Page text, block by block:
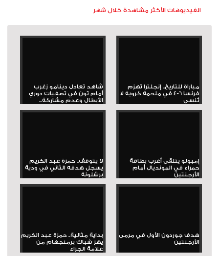
الفيديوهات الأكثر مشاهدة خلال شهر
مباراة للتاريخ.. إنجلترا تهزم
فرنسا 6-4 في ملحمة كروية لا
تُنسى
شاهد تعادل دينامو زغرب
أمام ثون في تصفيات دوري
الأبطال وعدم مشاركة...
إمبولو يتلقى أغرب بطاقة
حمراء في المونديال أمام
الأرجنتين
لا يتوقف.. حمزة عبد الكريم
يسجل هدفه الثاني في ودية
برشلونة
هدف جوردون الأول في مرمى
الأرجنتين
بداية مثالية.. حمزة عبد الكريم
يهز شباك برمنجهام من
علامة الجزاء